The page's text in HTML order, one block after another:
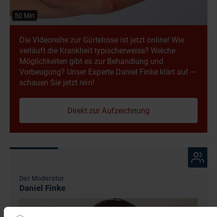
50 Min
Die Videoreihe zur Gürtelrose ist jetzt online! Wie
verläuft die Krankheit typischerweise? Welche
Möglichkeiten gibt es zur Behandlung und
Vorbeugung? Unser Experte Daniel Finke klärt auf –
schauen Sie jetzt rein!
Direkt zur Aufzeichnung
Der Moderator
Daniel Finke